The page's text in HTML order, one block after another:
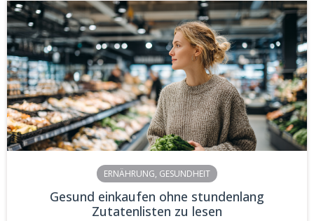
ERNÄHRUNG, GESUNDHEIT
Gesund einkaufen ohne stundenlang
Zutatenlisten zu lesen